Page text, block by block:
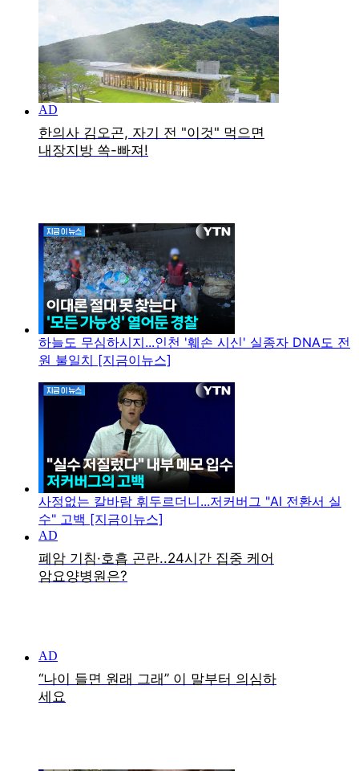
하늘도 무심하시지...인천 '훼손 시신' 실종자 DNA도 전
원 불일치 [지금이뉴스]
사정없는 칼바람 휘두르더니...저커버그 "AI 전환서 실
수" 고백 [지금이뉴스]